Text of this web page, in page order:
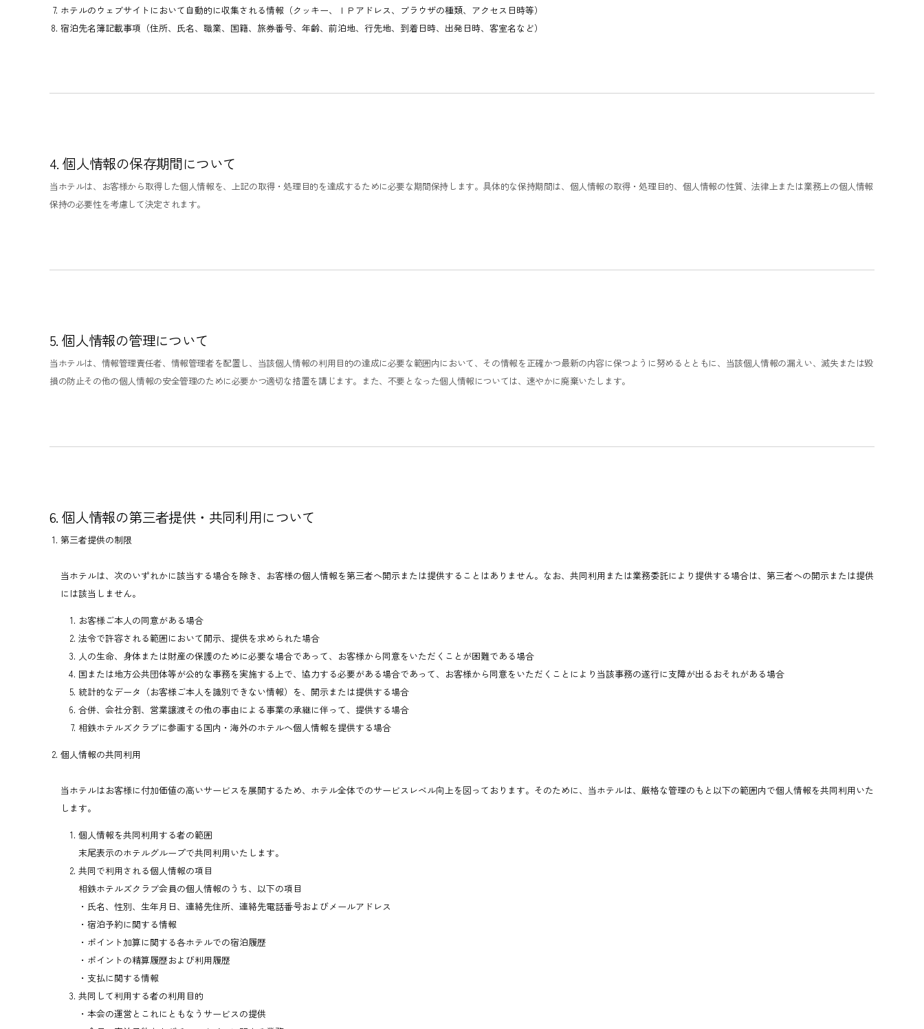
ホテルのウェブサイトにおいて自動的に収集される情報（クッキー、ＩＰアドレス、ブラウザの種類、アクセス日時等）
宿泊先名簿記載事項（住所、氏名、職業、国籍、旅券番号、年齢、前泊地、行先地、到着日時、出発日時、客室名など）
4. 個人情報の保存期間について
当ホテルは、お客様から取得した個人情報を、上記の取得・処理目的を達成するために必要な期間保持します。具体的な保持期間は、個人情報の取得・処理目的、個人情報の性質、法律上または業務上の個人情報
保持の必要性を考慮して決定されます。
5. 個人情報の管理について
当ホテルは、情報管理責任者、情報管理者を配置し、当該個人情報の利用目的の達成に必要な範囲内において、その情報を正確かつ最新の内容に保つように努めるとともに、当該個人情報の漏えい、滅失または毀
損の防止その他の個人情報の安全管理のために必要かつ適切な措置を講じます。また、不要となった個人情報については、速やかに廃棄いたします。
6. 個人情報の第三者提供・共同利用について
第三者提供の制限
当ホテルは、次のいずれかに該当する場合を除き、お客様の個人情報を第三者へ開示または提供することはありません。なお、共同利用または業務委託により提供する場合は、第三者への開示または提供
には該当しません。
お客様ご本人の同意がある場合
法令で許容される範囲において開示、提供を求められた場合
人の生命、身体または財産の保護のために必要な場合であって、お客様から同意をいただくことが困難である場合
国または地方公共団体等が公的な事務を実施する上で、協力する必要がある場合であって、お客様から同意をいただくことにより当該事務の遂行に支障が出るおそれがある場合
統計的なデータ（お客様ご本人を識別できない情報）を、開示または提供する場合
合併、会社分割、営業譲渡その他の事由による事業の承継に伴って、提供する場合
相鉄ホテルズクラブに参画する国内・海外のホテルへ個人情報を提供する場合
個人情報の共同利用
当ホテルはお客様に付加価値の高いサービスを展開するため、ホテル全体でのサービスレベル向上を図っております。そのために、当ホテルは、厳格な管理のもと以下の範囲内で個人情報を共同利用いた
します。
個人情報を共同利用する者の範囲
末尾表示のホテルグループで共同利用いたします。
共同で利用される個人情報の項目
相鉄ホテルズクラブ会員の個人情報のうち、以下の項目
・氏名、性別、生年月日、連絡先住所、連絡先電話番号およびメールアドレス
・宿泊予約に関する情報
・ポイント加算に関する各ホテルでの宿泊履歴
・ポイントの精算履歴および利用履歴
・支払に関する情報
共同して利用する者の利用目的
・本会の運営とこれにともなうサービスの提供